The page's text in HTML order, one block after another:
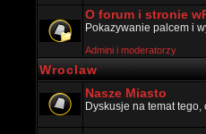
O forum i stronie
Pokazywanie palcem i
Admini i moderatorzy
Wroclaw
Nasze Miasto
Dyskusje na temat